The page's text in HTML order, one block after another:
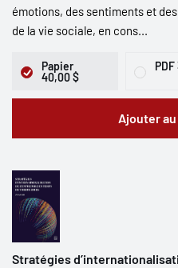
émotions, des sentiments et
de la vie sociale, en cons...
Papier
40,00 $
PDF
Ajouter
Stratégies